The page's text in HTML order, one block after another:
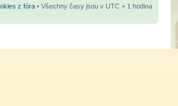
z fóra • Všechny časy jsou v UTC + 1 hodina